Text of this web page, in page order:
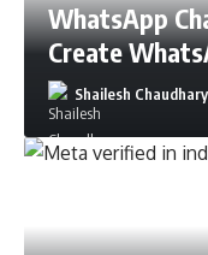
WhatsApp
Create
Shailesh Chaudhary